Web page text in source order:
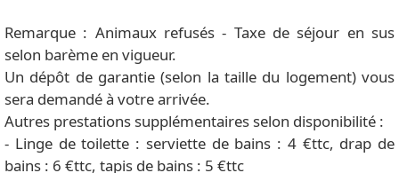
Remarque : Animaux refusés - Taxe de séjour en sus
selon barème en vigueur.
Un dépôt de garantie (selon la taille du logement) vous
sera demandé à votre arrivée.
Autres prestations supplémentaires selon disponibilité :
- Linge de toilette : serviette de bains : 4 €ttc, drap de
bains : 6 €ttc, tapis de bains : 5 €ttc